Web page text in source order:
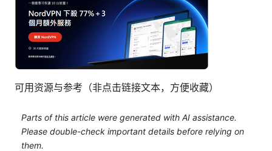
可用资源与参考（非点击链接文本，方便收藏）
Parts of this article were generated with AI assistance.
Please double-check important details before relying on
them.